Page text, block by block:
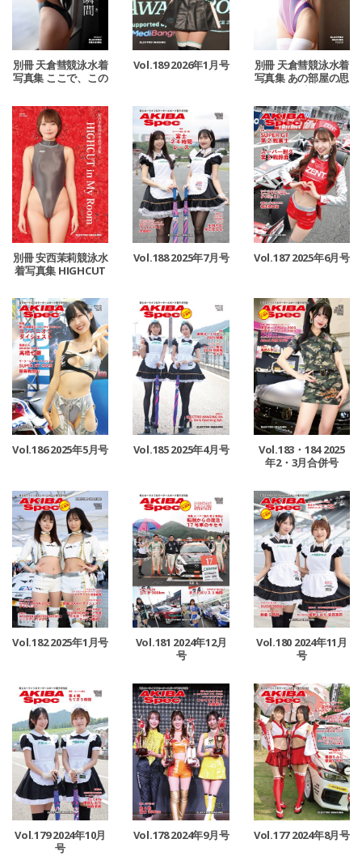
別冊 天倉彗競泳水着
写真集 ここで、この
瞬間
Vol.189 2026年1月号
別冊 天倉彗競泳水着
写真集 あの部屋の思
い出
別冊 安西茉莉競泳水
着写真集 HIGHCUT
Vol.188 2025年7月号 Vol.187 2025年6月号
Vol.186 2025年5月号 Vol.185 2025年4月号
Vol.183・184 2025
年2・3月合併号
Vol.182 2025年1月号
Vol.181 2024年12月
号
Vol.180 2024年11月
号
Vol.179 2024年10月
号
Vol.178 2024年9月号 Vol.177 2024年8月号